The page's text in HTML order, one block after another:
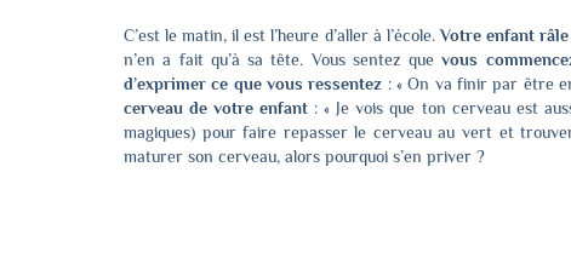
C’est le matin, il est l’heure d’aller à l’école.Votre enfant râle
n’en a fait qu’à sa tête. Vous sentez que vous
d’exprimer ce que vous ressentez : « On va finir par être
cerveau de votre enfant : « Je vois que ton cerveau est
magiques) pour faire repasser le cerveau au vert et
maturer son cerveau, alors pourquoi s’en priver ?